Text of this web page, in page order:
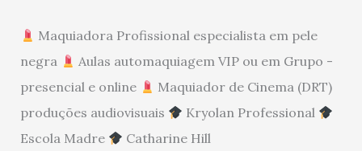
Maquiadora Profissional especialista em pele
negra
Aulas automaquiagem VIP ou em Grupo -
presencial e online
Maquiador de Cinema (DRT)
produções audiovisuais
Kryolan Professional
Escola Madre
Catharine Hill